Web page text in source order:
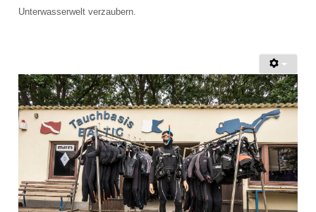
Kontaktformular
Lage und Anfahrt
Schnuppertauchen
Unterwasserwelt verzaubern.